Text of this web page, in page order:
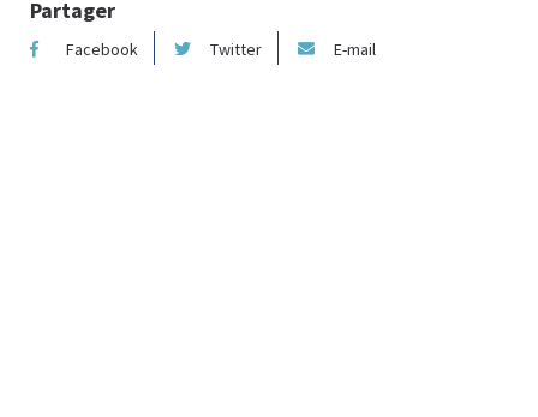
Partager
Facebook Twitter E-mail